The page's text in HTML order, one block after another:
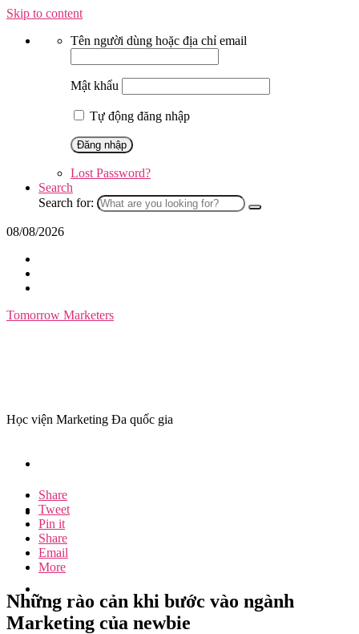
Skip to content
Tên người dùng hoặc địa chỉ email
Mật khẩu
Tự động đăng nhập
Lost Password?
Search
Search for:
08/08/2026
Tomorrow Marketers
Học viện Marketing Đa quốc gia
Share
Tweet
Pin it
Share
Email
More
Những rào cản khi bước vào ngành
Marketing của newbie